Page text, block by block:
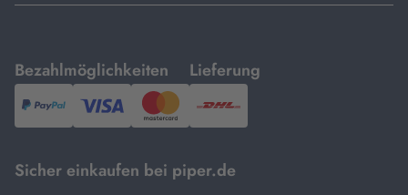
Bezahlmöglichkeiten
mit
PayPal,Visa
und
Lieferung
mit
DHL.
Sicher einkaufen bei piper.de